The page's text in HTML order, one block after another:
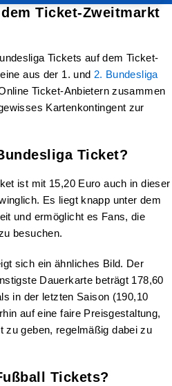
Ticket-Zweitmarkt
Tickets auf dem Ticket-
aus der 1. und 2. Bundesliga
Ticket-Anbietern zusammen
Kartenkontingent zur
Ticket?
ist mit 15,20 Euro auch in dieser
Es liegt knapp unter dem
und ermöglicht es Fans, die
besuchen.
sich ein ähnliches Bild. Der
Dauerkarte beträgt 178,60
in der letzten Saison (190,10
auf eine faire Preisgestaltung,
zu geben, regelmäßig dabei zu
Tickets?